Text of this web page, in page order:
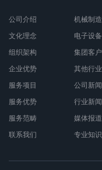
公司介绍
文化理念
组织架构
企业优势
服务项目
服务优势
服务范畴
联系我们
机械制造
电子设备
集团客户
其他行业
公司新闻
行业新闻
媒体报道
专业知识